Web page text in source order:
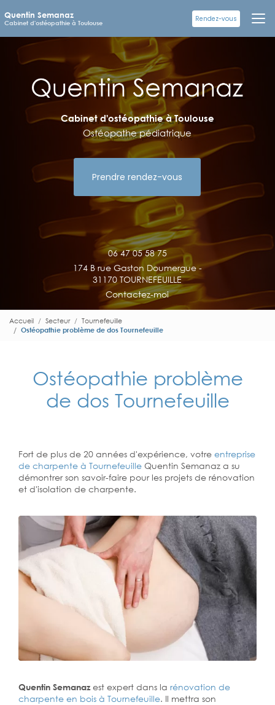
au
principal
Quentin Semanaz
Cabinet d'ostéopathie à Toulouse
Rendez-vous
Cabinet d'ostéopathie à Toulouse
Ostéopathe pédiatrique
Prendre rendez-vous
06 47 05 58 75
174 B rue Gaston Doumergue -
31170 TOURNEFEUILLE
Contactez-moi
Accueil Secteur
Tournefeuille
Ostéopathie problème de dos Tournefeuille
Ostéopathie problème
de dos Tournefeuille
Fort de plus de 20 années d'expérience, votre entreprise
de charpente à Tournefeuille Quentin Semanaz a su
démontrer son savoir-faire pour les projets de rénovation
et d'isolation de charpente.
Quentin Semanazest expert dans la rénovation de
charpente en bois à Tournefeuille. Il mettra son